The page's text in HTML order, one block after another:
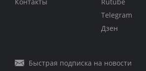
Telegram
Дзен
Быстрая подписка на новости